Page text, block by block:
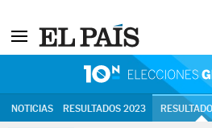
NOTICIAS RESULTADOS 2023